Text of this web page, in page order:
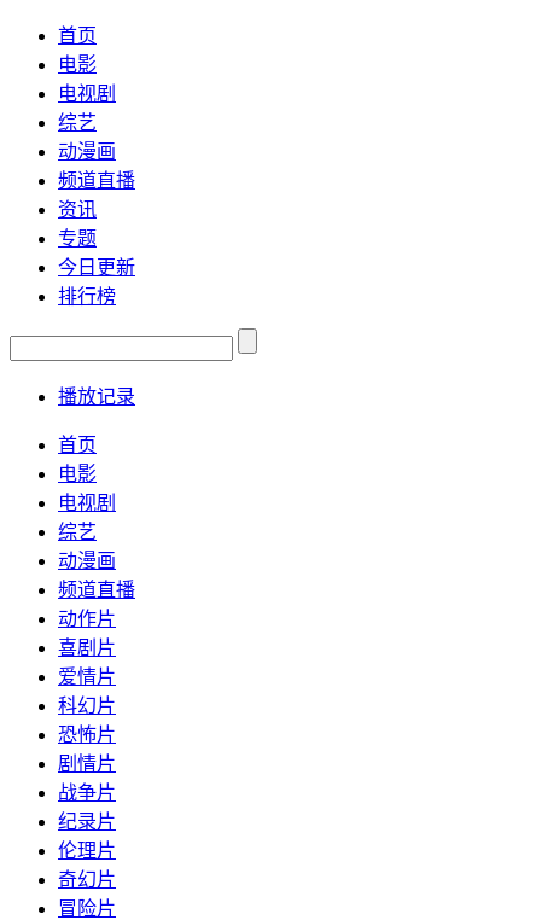
首页
电影
电视剧
综艺
动漫画
频道直播
资讯
专题
今日更新
排行榜
播放记录
首页
电影
电视剧
综艺
动漫画
频道直播
动作片
喜剧片
爱情片
科幻片
恐怖片
剧情片
战争片
纪录片
伦理片
奇幻片
冒险片